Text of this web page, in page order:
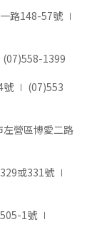
路148-57號 ∣
1399
號 ∣ (07)553
營區博愛二路
或331號 ∣
1號 ∣